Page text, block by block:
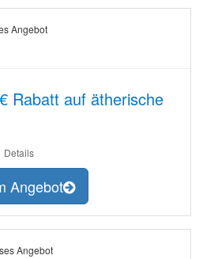
Angebot
Rabatt auf ätherische
Details
Angebot
Angebot